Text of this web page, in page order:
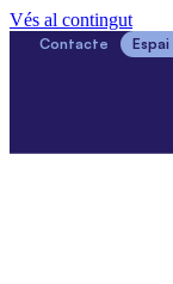
Vés al contingut
Contacte